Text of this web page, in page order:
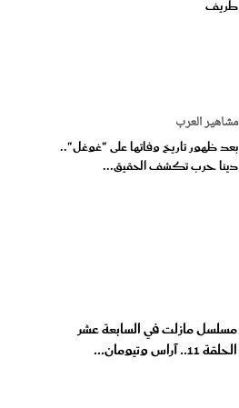
طريف
مشاهير العرب
بعد ظهور تاريخ وفاتها على "غوغل"..
دينا حرب تكشف الحقيق...
مسلسل مازلت في السابعة عشر
الحلقة 11.. آراس وتيومان...